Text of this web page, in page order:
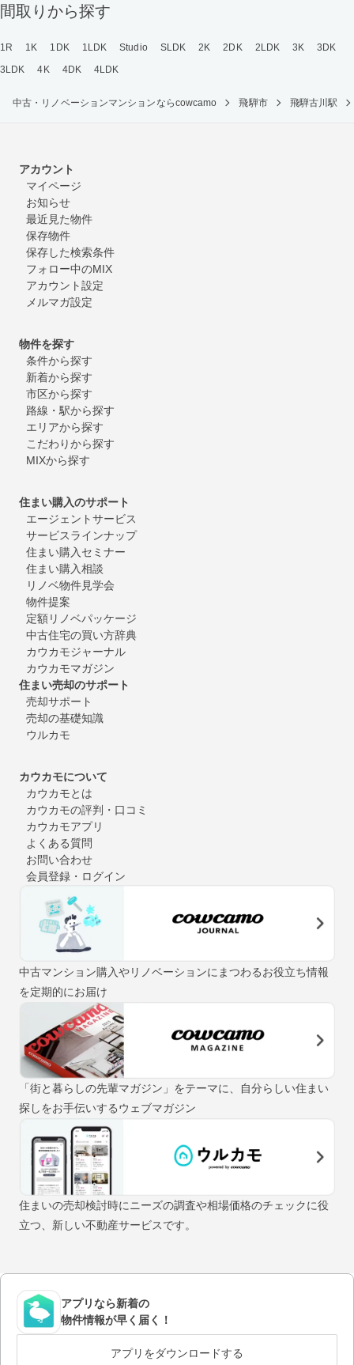
間取りから探す
1R 1K 1DK 1LDK Studio SLDK 2K 2DK 2LDK 3K
3DK
3LDK
4K 4DK 4LDK
中古・リノベーションマンションならcowcamo 飛騨市 飛騨古川駅
アカウント
マイページ
お知らせ
最近見た物件
保存物件
保存した検索条件
フォロー中のMIX
アカウント設定
メルマガ設定
物件を探す
条件から探す
新着から探す
市区から探す
路線・駅から探す
エリアから探す
こだわりから探す
MIXから探す
住まい購入のサポート
エージェントサービス
サービスラインナップ
住まい購入セミナー
住まい購入相談
リノベ物件見学会
物件提案
定額リノベパッケージ
中古住宅の買い方辞典
カウカモジャーナル
カウカモマガジン
住まい売却のサポート
売却サポート
売却の基礎知識
ウルカモ
カウカモについて
カウカモとは
カウカモの評判・口コミ
カウカモアプリ
よくある質問
お問い合わせ
会員登録・ログイン
中古マンション購入やリノベーションにまつわるお役立ち情報
を定期的にお届け
「街と暮らしの先輩マガジン」をテーマに、自分らしい住まい
探しをお手伝いするウェブマガジン
住まいの売却検討時にニーズの調査や相場価格のチェックに役
立つ、新しい不動産サービスです。
アプリなら新着の
物件情報が早く届く！
アプリをダウンロードする